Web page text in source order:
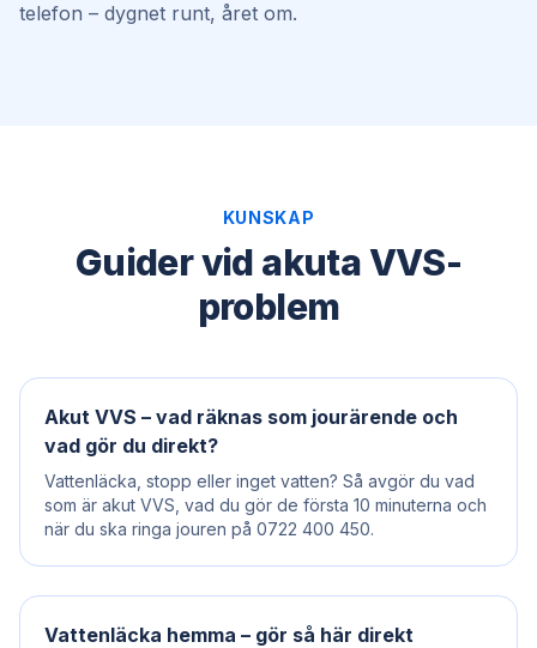
telefon – dygnet runt, året om.
KUNSKAP
Guider vid akuta VVS-
problem
Akut VVS – vad räknas som jourärende och
vad gör du direkt?
Vattenläcka, stopp eller inget vatten? Så avgör du vad
som är akut VVS, vad du gör de första 10 minuterna och
när du ska ringa jouren på 0722 400 450.
Vattenläcka hemma – gör så här direkt